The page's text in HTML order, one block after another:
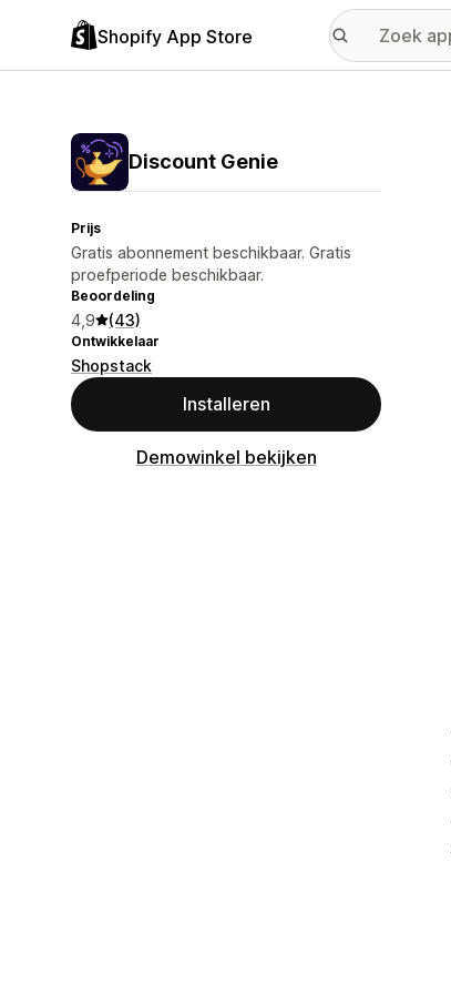
Shopify App Store
Discount Genie
Prijs
Gratis abonnement beschikbaar. Gratis
proefperiode beschikbaar.
Beoordeling
4,9 (43)
Ontwikkelaar
Shopstack
Installeren
Demowinkel bekijken